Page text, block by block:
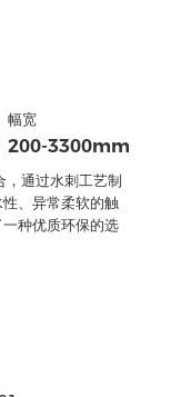
幅宽
200-3300mm
通过水刺工艺制
、异常柔软的触
种优质环保的选